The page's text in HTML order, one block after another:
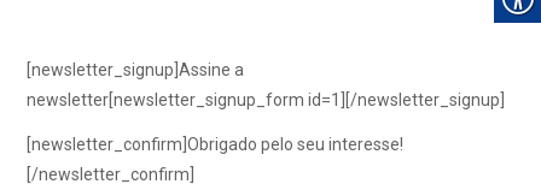
[newsletter_signup]Assine a
newsletter[newsletter_signup_form id=1][/newsletter_signup]
[newsletter_confirm]Obrigado pelo seu interesse!
[/newsletter_confirm]